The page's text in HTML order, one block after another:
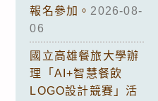
報名參加。 2026-08-
06
國立高雄餐旅大學辦
理「AI+智慧餐飲
LOGO設計競賽」活